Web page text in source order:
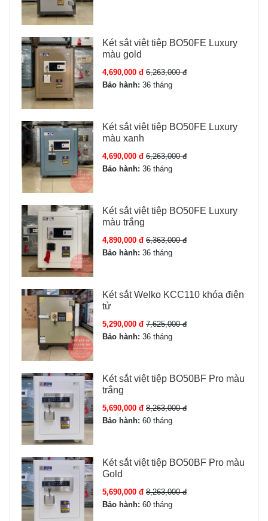
Két sắt việt tiệp BO50FE Luxury
màu gold
4,690,000 đ 6,263,000 đ
Bảo hành: 36 tháng
Két sắt việt tiệp BO50FE Luxury
màu xanh
4,690,000 đ 6,263,000 đ
Bảo hành: 36 tháng
Két sắt việt tiệp BO50FE Luxury
màu trắng
4,890,000 đ 6,363,000 đ
Bảo hành: 36 tháng
Két sắt Welko KCC110 khóa điện
tử
5,290,000 đ 7,625,000 đ
Bảo hành: 36 tháng
Két sắt việt tiệp BO50BF Pro màu
trắng
5,690,000 đ 8,263,000 đ
Bảo hành: 60 tháng
Két sắt việt tiệp BO50BF Pro màu
Gold
5,690,000 đ 8,263,000 đ
Bảo hành: 60 tháng